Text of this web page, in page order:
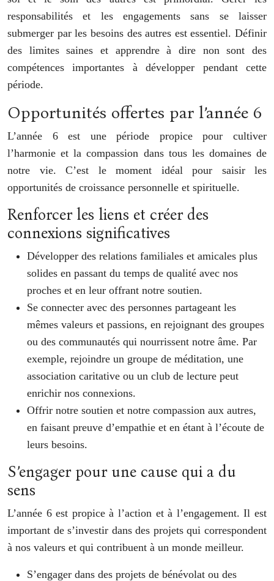
responsabilités et les engagements sans se laisser
submerger par les besoins des autres est essentiel. Définir
des limites saines et apprendre à dire non sont des
compétences importantes à développer pendant cette
période.
Opportunités offertes par l’année 6
L’année 6 est une période propice pour cultiver
l’harmonie et la compassion dans tous les domaines de
notre vie. C’est le moment idéal pour saisir les
opportunités de croissance personnelle et spirituelle.
Renforcer les liens et créer des
connexions significatives
Développer des relations familiales et amicales plus
solides en passant du temps de qualité avec nos
proches et en leur offrant notre soutien.
Se connecter avec des personnes partageant les
mêmes valeurs et passions, en rejoignant des groupes
ou des communautés qui nourrissent notre âme. Par
exemple, rejoindre un groupe de méditation, une
association caritative ou un club de lecture peut
enrichir nos connexions.
Offrir notre soutien et notre compassion aux autres,
en faisant preuve d’empathie et en étant à l’écoute de
leurs besoins.
S’engager pour une cause qui a du
sens
L’année 6 est propice à l’action et à l’engagement. Il est
important de s’investir dans des projets qui correspondent
à nos valeurs et qui contribuent à un monde meilleur.
S’engager dans des projets de bénévolat ou des